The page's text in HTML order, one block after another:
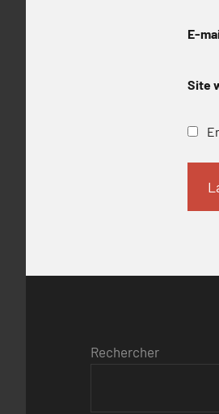
E-
Site
Rechercher